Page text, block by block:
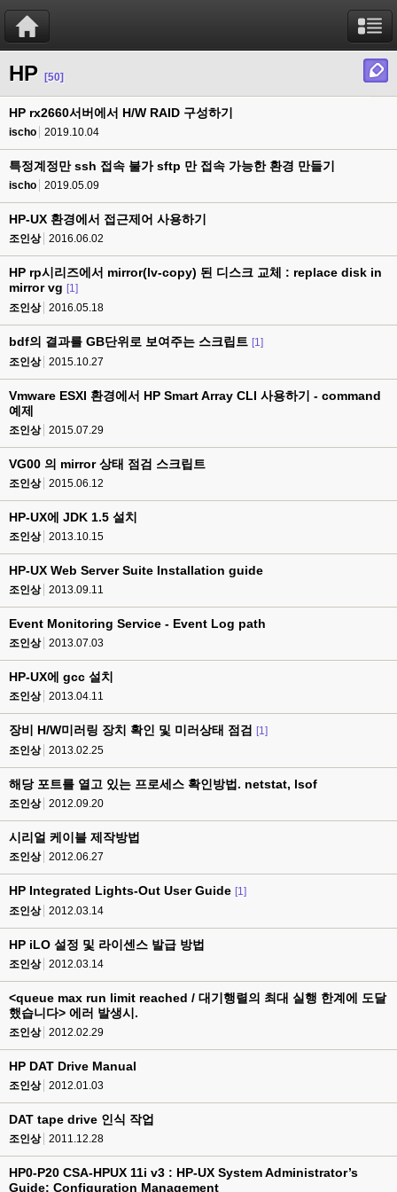
HP [50]
HP rx2660서버에서 H/W RAID 구성하기
ischo 2019.10.04
특정계정만 ssh 접속 불가 sftp 만 접속 가능한 환경 만들기
ischo 2019.05.09
HP-UX 환경에서 접근제어 사용하기
조인상 2016.06.02
HP rp시리즈에서 mirror(lv-copy) 된 디스크 교체 : replace disk in
mirror vg [1]
조인상
2016.05.18
bdf의 결과를 GB단위로 보여주는 스크립트 [1]
조인상
2015.10.27
Vmware ESXI 환경에서 HP Smart Array CLI 사용하기 - command
예제
조인상 2015.07.29
VG00 의 mirror 상태 점검 스크립트
조인상 2015.06.12
HP-UX에 JDK 1.5 설치
조인상 2013.10.15
HP-UX Web Server Suite Installation guide
조인상 2013.09.11
Event Monitoring Service - Event Log path
조인상 2013.07.03
HP-UX에 gcc 설치
조인상 2013.04.11
장비 H/W미러링 장치 확인 및 미러상태 점검
[1]
조인상
2013.02.25
해당 포트를 열고 있는 프로세스 확인방법. netstat, lsof
조인상 2012.09.20
시리얼 케이블 제작방법
조인상 2012.06.27
HP Integrated Lights-Out User Guide [1]
조인상
2012.03.14
HP iLO 설정 및 라이센스 발급 방법
조인상 2012.03.14
<queue max run limit reached / 대기행렬의 최대 실행 한계에 도달
했습니다> 에러 발생시.
조인상 2012.02.29
HP DAT Drive Manual
조인상 2012.01.03
DAT tape drive 인식 작업
조인상 2011.12.28
HP0-P20 CSA-HPUX 11i v3 : HP-UX System Administrator’s
Guide: Configuration Management